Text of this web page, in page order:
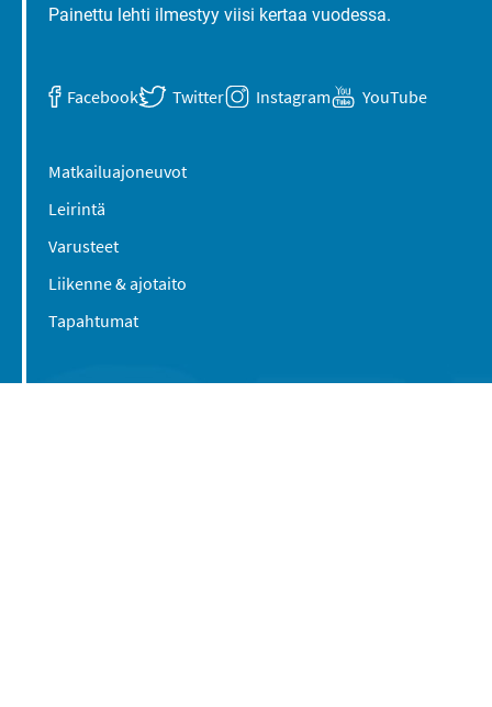
Painettu lehti ilmestyy viisi kertaa vuodessa.
Facebook Twitter Instagram YouTube
Matkailuajoneuvot
Leirintä
Varusteet
Liikenne & ajotaito
Tapahtumat